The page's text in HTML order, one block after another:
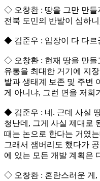
◇ 오창환 : 땅을 그만 만들
전북 도민의 반발이 심하
◆ 김준우 : 입장이 다 다르
◇ 오창환 : 현재 땅을 만들
유통을 최대한 거기에 지
발과 생태계 보존 및 주변
게 아니냐, 그런 면을 저희
◆ 김준우 : 네. 근데 사실
청난데, 그게 사실 제대로
때는 논으로 한다는 거였
그래서 잼버리도 했다가
에 있는 모든 개발 계획은
◇ 오창환 : 혼란스러운 게,